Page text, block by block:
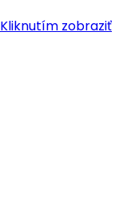
Kliknutím zobraziť